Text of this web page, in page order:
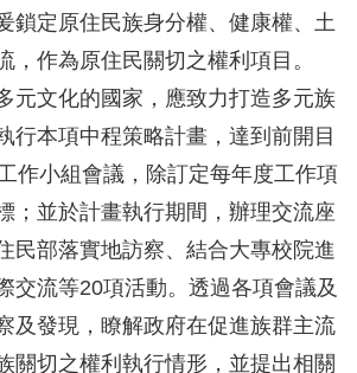
鎖定原住民族身分權、健康權、土
，作為原住民關切之權利項目。
元文化的國家，應致力打造多元族
行本項中程策略計畫，達到前開目
作小組會議，除訂定每年度工作項
；並於計畫執行期間，辦理交流座
民部落實地訪察、結合大專校院進
交流等20項活動。透過各項會議及
及發現，瞭解政府在促進族群主流
關切之權利執行情形，並提出相關